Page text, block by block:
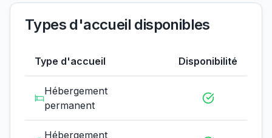
Types d'accueil disponibles
Type d'accueil Disponibilité
Hébergement
permanent
Hébergement